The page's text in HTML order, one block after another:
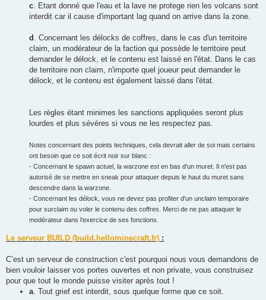
c . Etant donné que l'eau et la lave ne protege rien les volcans sont
interdit car il cause d'important lag quand on arrive dans la zone.
d
. Concernant les délocks de coffres, dans le cas d'un territoire
claim, un modérateur de la faction qui possède le territoire peut
demander le délock, et le contenu est laissé en l'état. Dans le cas
de territoire non claim, n'importe quel joueur peut demander le
délock, et le contenu est également laissé dans l'état.
Les règles étant minimes les sanctions appliquées seront plus
lourdes et plus sévères si vous ne les respectez pas.
Notes concernant des points techniques, cela devrait aller de soi mais certains
ont besoin que ce soit écrit noir sur blanc :
- Concernant le spawn actuel, la warzone est en bas d'un muret. Il n'est pas
autorisé de se mettre en sneak pour attaquer depuis le haut du muret sans
descendre dans la warzone.
- Concernant les délock, vous ne devez pas profiter d'un unclaim temporaire
pour surclaim ou voler le contenu des coffres. Merci de ne pas attaquer le
modérateur dans l'exercice de ses fonctions.
Le serveur BUILD (build.hellominecraft.fr) :
C’est un serveur de construction c'est pourquoi nous vous demandons de
bien vouloir laisser vos portes ouvertes et non private, vous construisez
pour que tout le monde puisse visiter après tout !
a . Tout grief est interdit, sous quelque forme que ce soit.